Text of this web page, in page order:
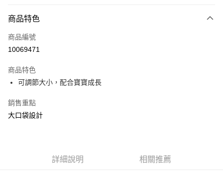
信用卡一次付款
超商取貨付款
ATM付款
貨到付款
商品特色
商品編號
10069471
商品特色
可調節大小，配合寶寶成長
銷售重點
大口袋設計
詳細說明 相關推薦